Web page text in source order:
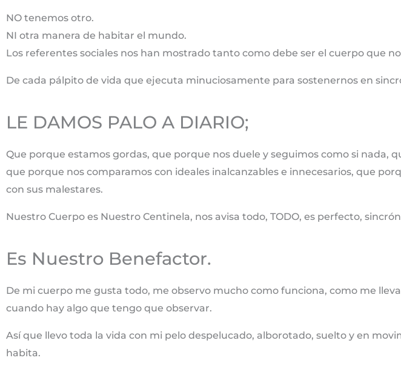
NO tenemos otro.
NI otra manera de habitar el mundo.
Los referentes sociales nos han mostrado tanto como debe ser el cuerpo que
De cada pálpito de vida que ejecuta minuciosamente para sostenernos en
LE DAMOS PALO A DIARIO;
Que porque estamos gordas, que porque nos duele y seguimos como si nada,
que porque nos comparamos con ideales inalcanzables e innecesarios, que
con sus malestares.
Nuestro Cuerpo es Nuestro Centinela, nos avisa todo, TODO, es perfecto,
Es Nuestro Benefactor.
De mi cuerpo me gusta todo, me observo mucho como funciona, como me
cuando hay algo que tengo que observar.
Así que llevo toda la vida con mi pelo despelucado, alborotado, suelto y en
habita.